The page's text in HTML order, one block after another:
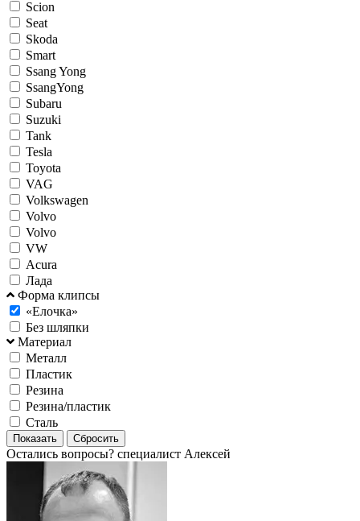
Scion
Seat
Skoda
Smart
Ssang Yong
SsangYong
Subaru
Suzuki
Tank
Tesla
Toyota
VAG
Volkswagen
Volvo
Volvо
VW
Аcura
Лада
Форма клипсы
«Елочка»
Без шляпки
Материал
Металл
Пластик
Резина
Резина/пластик
Сталь
Остались вопросы? специалист Алексей